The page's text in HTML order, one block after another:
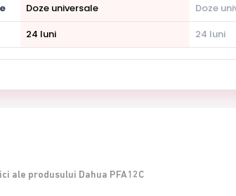
Doze universale Doze
24 luni 24 luni
ale produsului Dahua PFA12C